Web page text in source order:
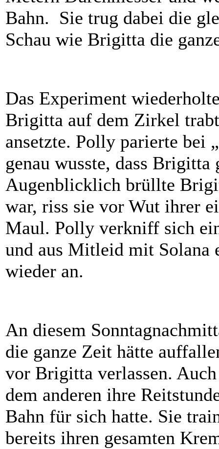
Bahn. Sie trug dabei die
Schau wie Brigitta die
Das Experiment
Brigitta auf dem Zirkel
ansetzte. Polly parierte bei
genau wusste, dass
Augenblicklich brüllte
war, riss sie vor Wut ihrer
Maul. Polly verkniff sich
und aus Mitleid mit Solana
wieder an.
An diesem
die ganze Zeit hätte
vor Brigitta verlassen.
dem anderen ihre
Bahn für sich hatte. Sie
bereits ihren gesamten